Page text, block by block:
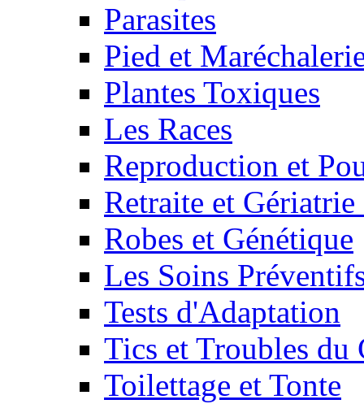
Parasites
Pied et
Plantes Toxiques
Les Races
Reproduction et
Retraite et
Robes et Génétique
Les Soins
Tests d'Adaptation
Tics et Troubles du
Toilettage et Tonte